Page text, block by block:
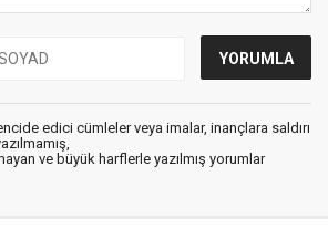
edici cümleler veya imalar, inançlara saldırı
ve büyük harflerle yazılmış yorumlar